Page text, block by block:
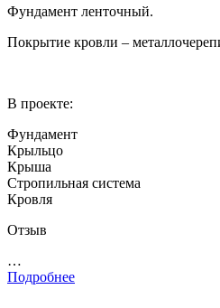
Фундамент ленточный.
Покрытие кровли –
В проекте:
Фундамент
Крыльцо
Крыша
Стропильная система
Кровля
Отзыв
…
Подробнее